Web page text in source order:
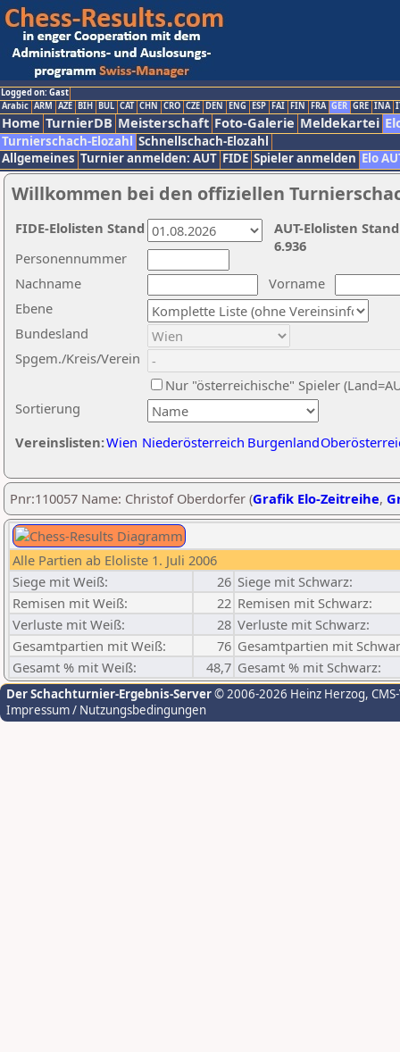
Logged on: Gast
Arabic ARM AZE BIH BUL CAT CHN CRO CZE DEN ENG ESP FAI FIN FRA GER GRE INA
Home TurnierDB Meisterschaft Foto-Galerie Meldekartei
Turnierschach-Elozahl Schnellschach-Elozahl
Allgemeines Turnier anmelden: AUT FIDE Spieler anmelden Elo
Willkommen bei den offiziellen
Nachname
Vorname
Ebene
Sortierung
Personennummer
Bundesland
Spgem./Kreis/Verein
Nur "österreichische" Spieler
Vereinslisten:Wien Niederösterreich Burgenland
AUT-Elolisten
6.936
FIDE-Elolisten Stand
Pnr:110057 Name: Christof Oberdorfer (Grafik Elo-Zeitreihe,
Alle Partien ab Eloliste 1. Juli 2006
Siege mit Weiß:
26 Siege mit Schwarz:
Remisen mit Weiß:
22 Remisen mit Schwarz:
Verluste mit Weiß:
28 Verluste mit Schwarz:
Gesamtpartien mit Weiß:
76 Gesamtpartien mit
Gesamt % mit Weiß:
48,7 Gesamt % mit Schwarz:
Der Schachturnier-Ergebnis-Server© 2006-2026 Heinz Herzog,
Impressum / Nutzungsbedingungen